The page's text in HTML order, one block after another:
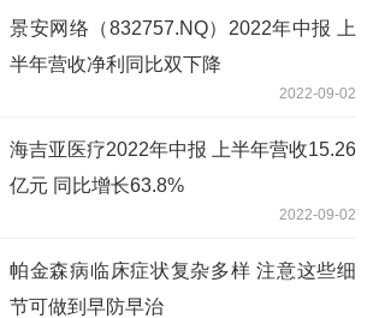
景安网络（832757.NQ）2022年中报 上
半年营收净利同比双下降
2022-09-02
海吉亚医疗2022年中报 上半年营收15.26
亿元 同比增长63.8%
2022-09-02
帕金森病临床症状复杂多样 注意这些细
节可做到早防早治